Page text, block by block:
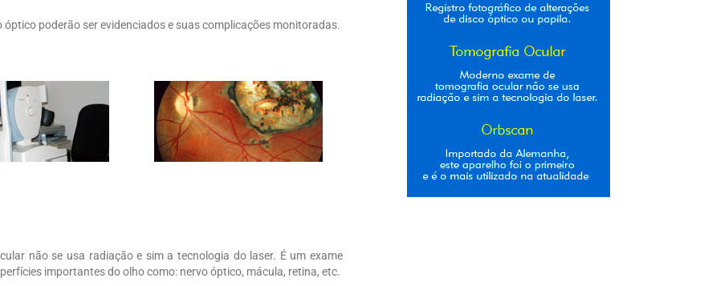
poderão ser evidenciados e suas complicações monitoradas.
não se usa radiação e sim a tecnologia do laser. É um exame
importantes do olho como: nervo óptico, mácula, retina, etc.